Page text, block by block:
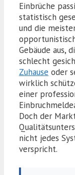
Einbrüche
statistisch
und die
Gebäude aus,
schlecht
Zuhause oder
wirklich
einer
Doch der
nicht jedes
verspricht.